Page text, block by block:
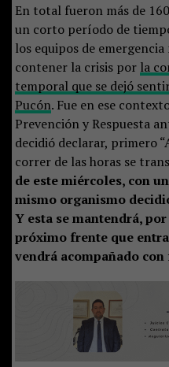
En total fueron más de
un corto período de
los equipos de
contener la crisis por la
temporal que se dejó
Pucón. Fue en ese
Prevención y Respuesta
decidió declarar, primero
correr de las horas se
de este miércoles, con
mismo organismo
Y esta se mantendrá,
próximo frente que
vendrá acompañado